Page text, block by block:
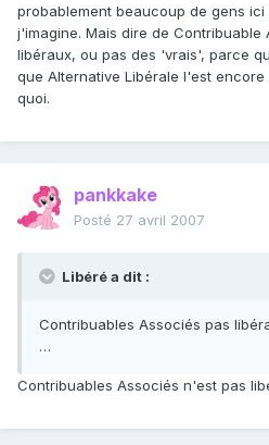
probablement beaucoup de gens
j'imagine. Mais dire de Contribuable
libéraux, ou pas des 'vrais', parce
que Alternative Libérale l'est
quoi.
pankkake
Posté 27 avril 2007
Libéré a dit :
Contribuables Associés pas
…
Contribuables Associés n'est pas